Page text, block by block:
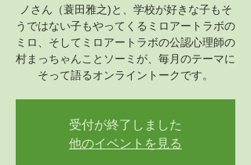
ノさん（蓑田雅之)と、学校が好きな子もそ
うではない子もやってくるミロアートラボの
ミロ、そしてミロアートラボの公認心理師の
村まっちゃんことソーミが、毎月のテーマに
そって語るオンライントークです。
受付が終了しました
他のイベントを見る